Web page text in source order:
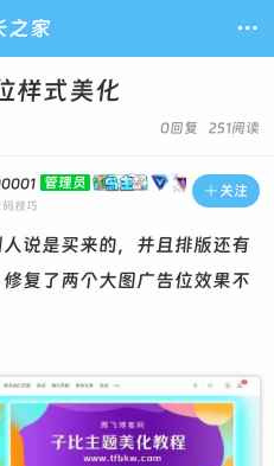
之家 
样式美化
0回复 251阅读
 关注
管理员
技巧
说是买来的，并且排版还有
复了两个大图广告位效果不